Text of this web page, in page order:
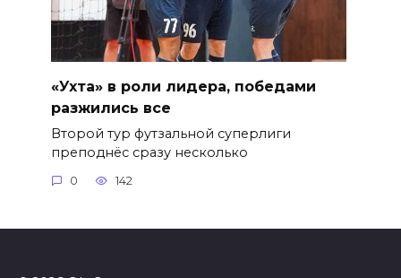
«Ухта» в роли лидера, победами
разжились все
Второй тур футзальной суперлиги
преподнёс сразу несколько
0 142